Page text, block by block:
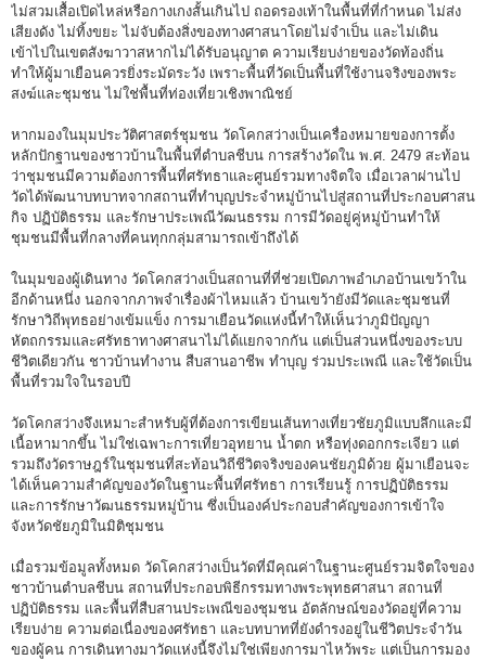
ไม่สวมเสื้อเปิดไหล่หรือกางเกงสั้นเกินไป ถอดรองเท้าในพื้นที่ที่กำหนด ไม่ส่ง
เสียงดัง ไม่ทิ้งขยะ ไม่จับต้องสิ่งของทางศาสนาโดยไม่จำเป็น และไม่เดิน
เข้าไปในเขตสังฆาวาสหากไม่ได้รับอนุญาต ความเรียบง่ายของวัดท้องถิ่น
ทำให้ผู้มาเยือนควรยิ่งระมัดระวัง เพราะพื้นที่วัดเป็นพื้นที่ใช้งานจริงของพระ
สงฆ์และชุมชน ไม่ใช่พื้นที่ท่องเที่ยวเชิงพาณิชย์
หากมองในมุมประวัติศาสตร์ชุมชน วัดโคกสว่างเป็นเครื่องหมายของการตั้ง
หลักปักฐานของชาวบ้านในพื้นที่ตำบลชีบน การสร้างวัดใน พ.ศ. 2479 สะท้อน
ว่าชุมชนมีความต้องการพื้นที่ศรัทธาและศูนย์รวมทางจิตใจ เมื่อเวลาผ่านไป
วัดได้พัฒนาบทบาทจากสถานที่ทำบุญประจำหมู่บ้านไปสู่สถานที่ประกอบศาสน
กิจ ปฏิบัติธรรม และรักษาประเพณีวัฒนธรรม การมีวัดอยู่คู่หมู่บ้านทำให้
ชุมชนมีพื้นที่กลางที่คนทุกกลุ่มสามารถเข้าถึงได้
ในมุมของผู้เดินทาง วัดโคกสว่างเป็นสถานที่ที่ช่วยเปิดภาพอำเภอบ้านเขว้าใน
อีกด้านหนึ่ง นอกจากภาพจำเรื่องผ้าไหมแล้ว บ้านเขว้ายังมีวัดและชุมชนที่
รักษาวิถีพุทธอย่างเข้มแข็ง การมาเยือนวัดแห่งนี้ทำให้เห็นว่าภูมิปัญญา
หัตถกรรมและศรัทธาทางศาสนาไม่ได้แยกจากกัน แต่เป็นส่วนหนึ่งของระบบ
ชีวิตเดียวกัน ชาวบ้านทำงาน สืบสานอาชีพ ทำบุญ ร่วมประเพณี และใช้วัดเป็น
พื้นที่รวมใจในรอบปี
วัดโคกสว่างจึงเหมาะสำหรับผู้ที่ต้องการเขียนเส้นทางเที่ยวชัยภูมิแบบลึกและมี
เนื้อหามากขึ้น ไม่ใช่เฉพาะการเที่ยวอุทยาน น้ำตก หรือทุ่งดอกกระเจียว แต่
รวมถึงวัดราษฎร์ในชุมชนที่สะท้อนวิถีชีวิตจริงของคนชัยภูมิด้วย ผู้มาเยือนจะ
ได้เห็นความสำคัญของวัดในฐานะพื้นที่ศรัทธา การเรียนรู้ การปฏิบัติธรรม
และการรักษาวัฒนธรรมหมู่บ้าน ซึ่งเป็นองค์ประกอบสำคัญของการเข้าใจ
จังหวัดชัยภูมิในมิติชุมชน
เมื่อรวมข้อมูลทั้งหมด วัดโคกสว่างเป็นวัดที่มีคุณค่าในฐานะศูนย์รวมจิตใจของ
ชาวบ้านตำบลชีบน สถานที่ประกอบพิธีกรรมทางพระพุทธศาสนา สถานที่
ปฏิบัติธรรม และพื้นที่สืบสานประเพณีของชุมชน อัตลักษณ์ของวัดอยู่ที่ความ
เรียบง่าย ความต่อเนื่องของศรัทธา และบทบาทที่ยังดำรงอยู่ในชีวิตประจำวัน
ของผู้คน การเดินทางมาวัดแห่งนี้จึงไม่ใช่เพียงการมาไหว้พระ แต่เป็นการมอง